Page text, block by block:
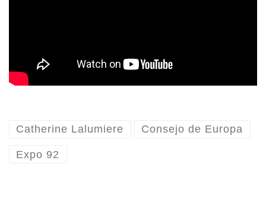
Catherine Lalumiere Consejo de Europa
Expo 92